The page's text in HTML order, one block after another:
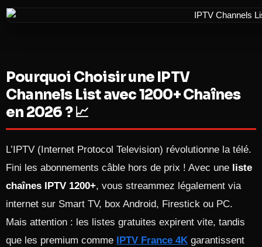
Pourquoi Choisir une IPTV
Channels List avec 1200+ Chaînes
en 2026 ? 📈
L’IPTV (Internet Protocol Television) révolutionne la télé.
Fini les abonnements câble hors de prix ! Avec une liste
chaînes IPTV 1200+, vous streammez légalement via
internet sur Smart TV, box Android, Firestick ou PC.
Mais attention : les listes gratuites expirent vite, tandis
que les premium comme IPTV France 4K garantissent